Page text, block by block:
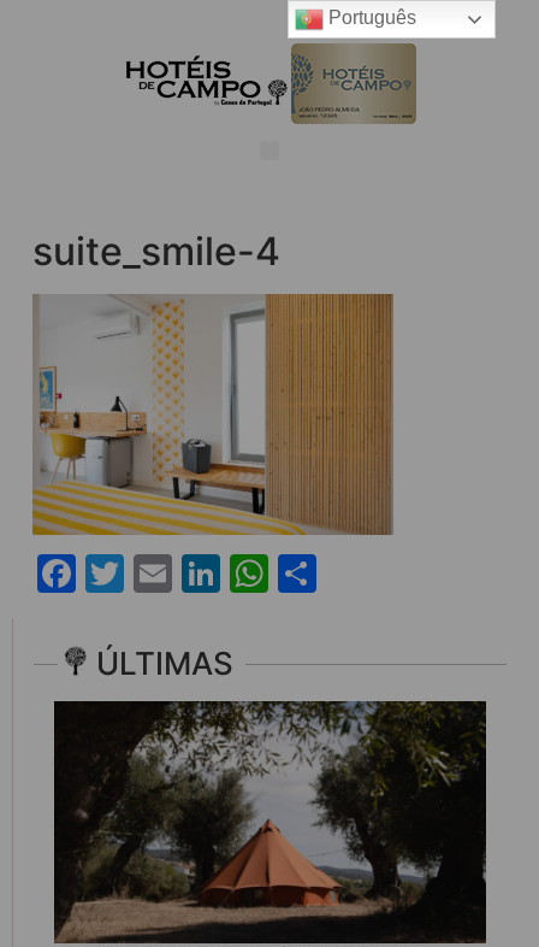
suite_smile-4
Facebook
Twitter
EmailLinkedIn
WhatsApp
ÚLTIMAS
Português